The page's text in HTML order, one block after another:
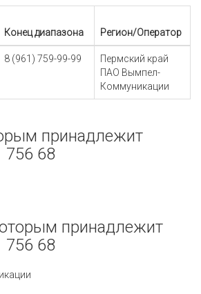
Конец диапазона Регион/Оператор
8 (961) 759-99-99
Пермский край
ПАО Вымпел-
Коммуникации
принадлежит
756 68
принадлежит
756 68